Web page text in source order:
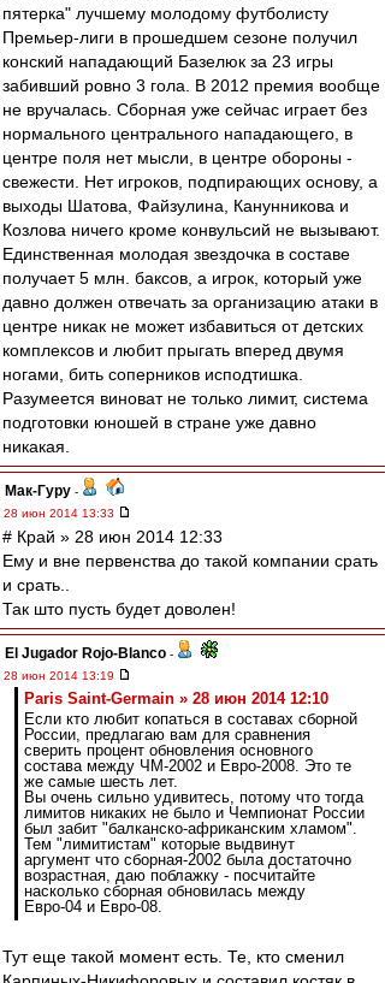
пятерка" лучшему молодому футболисту
Премьер-лиги в прошедшем сезоне получил
конский нападающий Базелюк за 23 игры
забивший ровно 3 гола. В 2012 премия вообще
не вручалась. Сборная уже сейчас играет без
нормального центрального нападающего, в
центре поля нет мысли, в центре обороны -
свежести. Нет игроков, подпирающих основу, а
выходы Шатова, Файзулина, Канунникова и
Козлова ничего кроме конвульсий не вызывают.
Единственная молодая звездочка в составе
получает 5 млн. баксов, а игрок, который уже
давно должен отвечать за организацию атаки в
центре никак не может избавиться от детских
комплексов и любит прыгать вперед двумя
ногами, бить соперников исподтишка.
Разумеется виноват не только лимит, система
подготовки юношей в стране уже давно
никакая.
Мак-Гуру -
28 июн 2014 13:33
# Край » 28 июн 2014 12:33
Ему и вне первенства до такой компании срать
и срать..
Так што пусть будет доволен!
El Jugador Rojo-Blanco -
28 июн 2014 13:19
Paris Saint-Germain » 28 июн 2014 12:10
Если кто любит копаться в составах сборной
России, предлагаю вам для сравнения
сверить процент обновления основного
состава между ЧМ-2002 и Евро-2008. Это те
же самые шесть лет.
Вы очень сильно удивитесь, потому что тогда
лимитов никаких не было и Чемпионат России
был забит "балканско-африканским хламом".
Тем "лимитистам" которые выдвинут
аргумент что сборная-2002 была достаточно
возрастная, даю поблажку - посчитайте
насколько сборная обновилась между
Евро-04 и Евро-08.
Тут еще такой момент есть. Те, кто сменил